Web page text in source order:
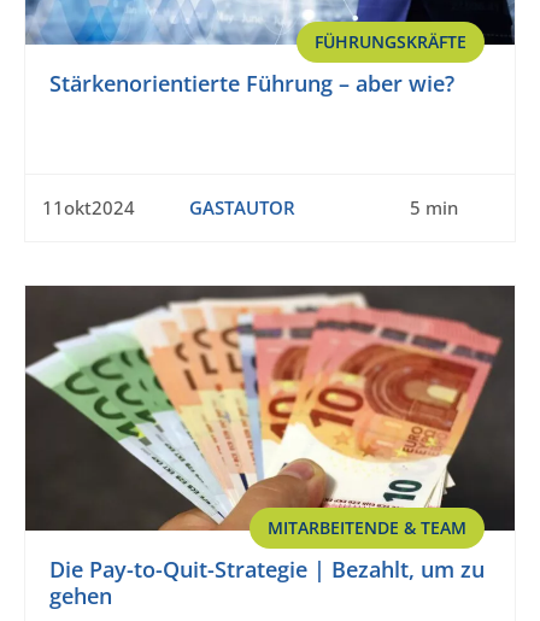
FÜHRUNGSKRÄFTE
Stärkenorientierte Führung – aber wie?
11okt2024 GASTAUTOR 5 min
MITARBEITENDE & TEAM
Die Pay-to-Quit-Strategie | Bezahlt, um zu
gehen